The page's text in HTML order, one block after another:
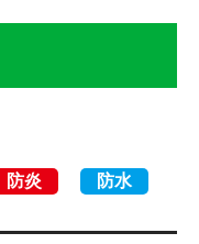
防炎 防水